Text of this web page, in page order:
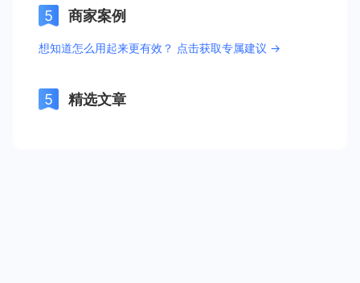
商家案例
想知道怎么用起来更有效？ 点击获取专属建议 →
精选文章